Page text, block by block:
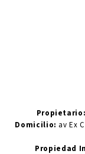
Domicilio: av Ex
Propiedad